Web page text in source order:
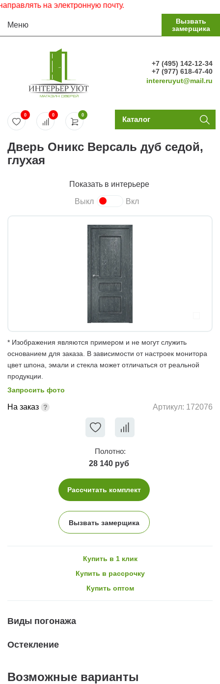
на электронную почту.
Меню
Вызвать
замерщика
+7 (495) 142-12-34
+7 (977) 618-47-40
intereruyut@mail.ru
0
0 0 Каталог
Дверь Оникс Версаль дуб седой,
глухая
Показать в интерьере
Выкл Вкл
* Изображения являются примером и не могут служить
основанием для заказа. В зависимости от настроек монитора
цвет шпона, эмали и стекла может отличаться от реальной
продукции.
Запросить фото
На заказ Артикул: 172076
Полотно:
28 140 руб
Рассчитать комплект
Вызвать замерщика
Купить в 1 клик
Купить в рассрочку
Купить оптом
Виды погонажа
Остекление
Возможные варианты